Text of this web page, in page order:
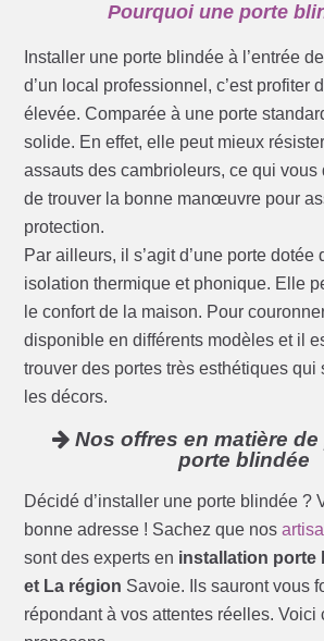
Pourquoi une porte
Installer une porte blindée à l’entrée
d’un local professionnel, c’est profiter
élevée. Comparée à une porte
solide. En effet, elle peut mieux
assauts des cambrioleurs, ce qui vous
de trouver la bonne manœuvre pour
protection.
Par ailleurs, il s’agit d’une porte dotée
isolation thermique et phonique. Elle
le confort de la maison. Pour
disponible en différents modèles et il
trouver des portes très esthétiques qui
les décors.
Nos offres en matière de
porte blindée
Décidé d’installer une porte blindée ?
bonne adresse ! Sachez que nos
sont des experts en installation porte
et La région Savoie. Ils sauront vous
répondant à vos attentes réelles. Voici